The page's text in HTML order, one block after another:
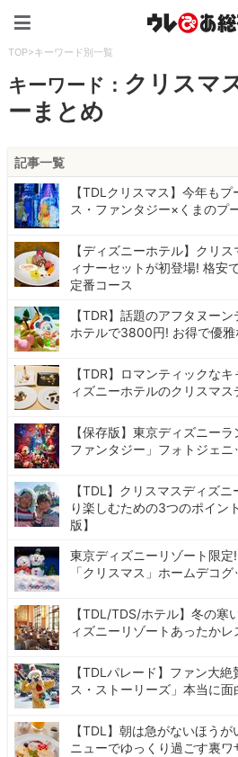
TOP>キーワード別一覧
キーワード： クリスマ
ーまとめ
記事一覧
【TDLクリスマス】今年も
ス・ファンタジー×くまのプ
【ディズニーホテル】クリ
ィナーセットが初登場! 格安
定番コース
【TDR】話題のアフタヌー
ホテルで3800円! お得で優
【TDR】ロマンティックな
ィズニーホテルのクリスマス
【保存版】東京ディズニー
ファンタジー」フォトジェ
【TDL】クリスマスディズ
り楽しむための3つのポイン
版】
東京ディズニーリゾート限
「クリスマス」ホームデコ
【TDL/TDS/ホテル】冬の寒
ィズニーリゾートあったかレ
【TDLパレード】ファン大
ス・ストーリーズ」本当に
【TDL】朝は急がないほう
ニューでゆっくり過ごす裏ワ